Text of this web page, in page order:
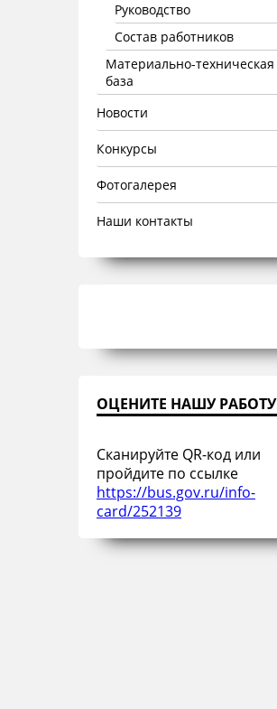
Руководство
Состав работников
Материально-техническая
база
Новости
Конкурсы
Фотогалерея
Наши контакты
ОЦЕНИТЕ НАШУ РАБОТУ
Сканируйте QR-код или
пройдите по ссылке
https://bus.gov.ru/info-
card/252139